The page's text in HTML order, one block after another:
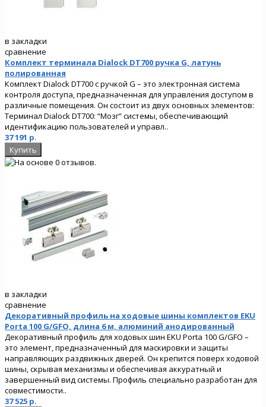
в закладки
сравнение
Комплект терминала Dialock DT700 ручка G, латунь
полированная
Комплект Dialock DT700 с ручкой G – это электронная система
контроля доступа, предназначенная для управления доступом в
различные помещения. Он состоит из двух основных элементов:
Терминал Dialock DT700: “Мозг” системы, обеспечивающий
идентификацию пользователей и управл..
37 191 р.
в закладки
сравнение
Декоративный профиль на ходовые шины комплектов EKU
Porta 100 G/GFO, длина 6 м, алюминий анодированный
Декоративный профиль для ходовых шин EKU Porta 100 G/GFO –
это элемент, предназначенный для маскировки и защиты
направляющих раздвижных дверей. Он крепится поверх ходовой
шины, скрывая механизмы и обеспечивая аккуратный и
завершенный вид системы. Профиль специально разработан для
совместимости..
37 525 р.